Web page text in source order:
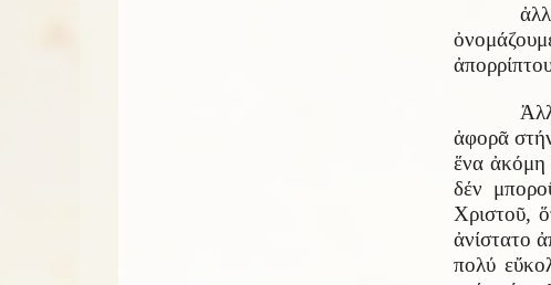
ἀφορᾶ
ἕνα ἀκόμη
δέν
Χριστοῦ,
ἀνίστατο
πολύ